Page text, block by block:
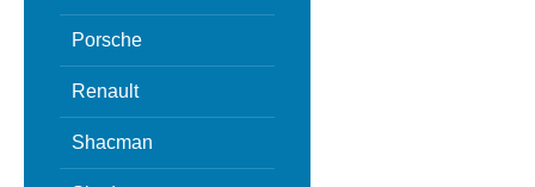
Porsche
Renault
Shacman